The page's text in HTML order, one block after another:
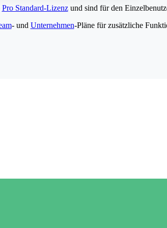
Pro Standard-Lizenzund sind für den
- und Unternehmen-Pläne für zusätzliche